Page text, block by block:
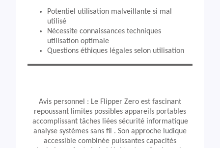
Potentiel utilisation malveillante si mal
utilisé
Nécessite connaissances techniques
utilisation optimale
Questions éthiques légales selon utilisation
Avis personnel : Le Flipper Zero est fascinant
repoussant limites possibles appareils portables
accomplissant tâches liées sécurité informatique
analyse systèmes sans fil . Son approche ludique
accessible combinée puissantes capacités